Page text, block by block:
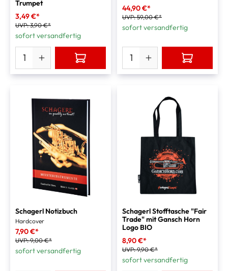
Trumpet
3,49 €*
UVP:3,90 €*
sofort versandfertig
44,90 €*
UVP:59,00 €*
sofort versandfertig
Schagerl Notizbuch
Hardcover
7,90 €*
UVP:9,00 €*
sofort versandfertig
Schagerl Stofftasche "Fair
Trade" mit Gansch Horn
Logo BIO
8,90 €*
UVP:9,90 €*
sofort versandfertig